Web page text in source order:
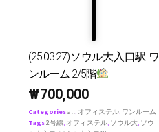
(25.03.27)ソウル大入口駅 ワ
ンルーム 2/5階
₩700,000
Categoriesall, オフィステル, ワンルーム
Tags2号線, オフィステル, ソウル大, ソウ